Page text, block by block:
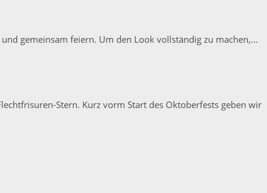
gemeinsam feiern. Um den Look vollständig zu machen,...
Stern. Kurz vorm Start des Oktoberfests geben wir